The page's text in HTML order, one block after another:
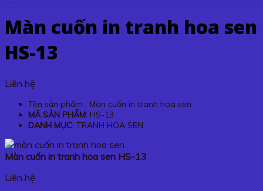
Màn cuốn in tranh hoa sen
HS-13
Liên hệ
Tên sản phẩm : Màn cuốn in tranh hoa sen
MÃ SẢN PHẨM: HS-13
DANH MỤC: TRANH HOA SEN
Màn cuốn in tranh hoa sen HS-13
Liên hệ